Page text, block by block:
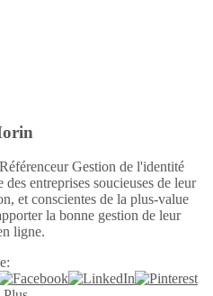
Gestion de l'identité
des entreprises soucieuses de leur
et conscientes de la plus-value
la bonne gestion de leur
ligne.